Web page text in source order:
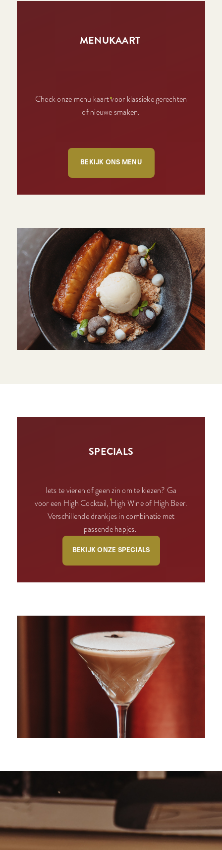
MENUKAART
Check onze menu kaart voor klassieke gerechten
of nieuwe smaken.
BEKIJK ONS MENU
SPECIALS
Iets te vieren of geen zin om te kiezen? Ga
voor een High Cocktail, High Wine of High Beer.
Verschillende drankjes in combinatie met
passende hapjes.
BEKIJK ONZE SPECIALS